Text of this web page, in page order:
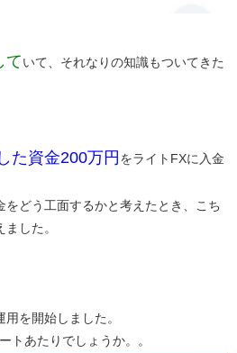
て​いて、それなりの知識もついてきた
た資金200万円​ をライトFXに入金
をどう工面するかと考えたとき、こち
した。
を開始しました。
トあたりでしょうか。。